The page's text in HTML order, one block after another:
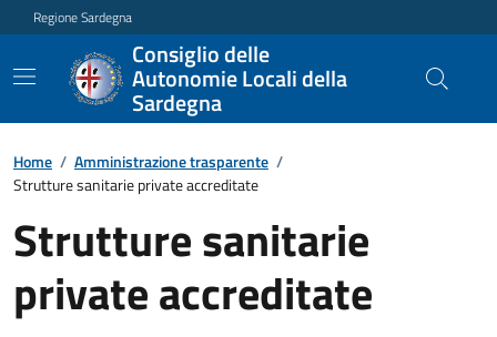
Regione Sardegna
Consiglio delle
Autonomie Locali della
Sardegna
Home / Amministrazione trasparente /
Strutture sanitarie private accreditate
Strutture sanitarie
private accreditate